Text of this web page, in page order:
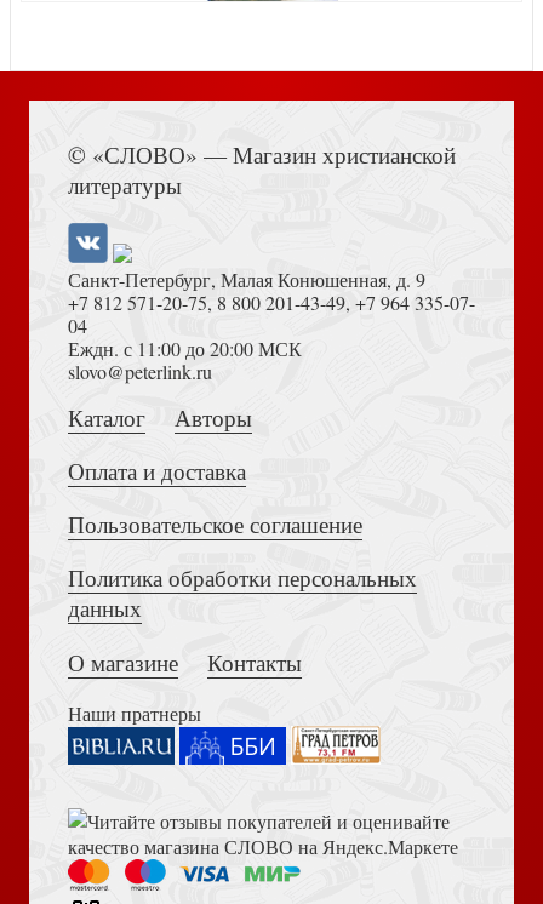
Человек
Деньги, секс и власть. Что мешает нам жить
дисциплинированно?
Толкование на Апокалипсис (Тихоний Африканский)
Достоевский Ф.М. Сила и правда России (2024)
© «СЛОВО» — Магазин христианской
литературы
Санкт-Петербург, Малая Конюшенная, д. 9
+7 812 571-20-75, 8 800 201-43-49, +7 964 335-07-
04
Еждн. с 11:00 до 20:00 МСК
slovo@peterlink.ru
Каталог
Авторы
Оплата и доставка
Пользовательское соглашение
Политика обработки персональных
данных
О магазине
Контакты
Наши пратнеры